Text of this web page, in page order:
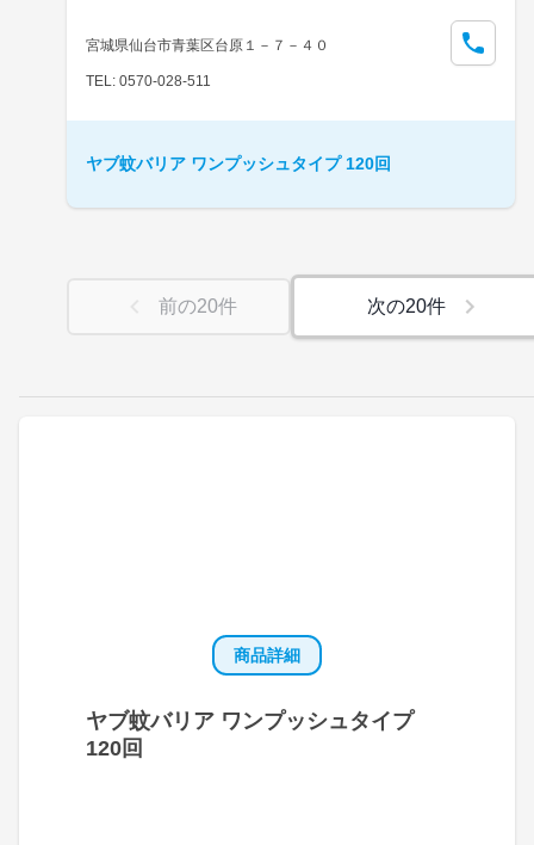
商品詳細
ヤブ蚊バリア ワンプッシュタイプ
120回
宮城県仙台市青葉区台原１－７－４０
TEL: 0570-028-511
ヤブ蚊バリア ワンプッシュタイプ 120回
前の20件 次の20件